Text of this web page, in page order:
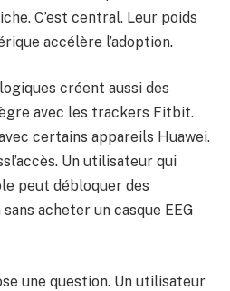
C’est central. Leur poids
accélère l’adoption.
créent aussi des
avec les trackers Fitbit.
certains appareils Huawei.
Un utilisateur qui
peut débloquer des
acheter un casque EEG
une question. Un utilisateur